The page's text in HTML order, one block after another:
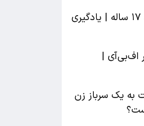
رسوایی جنسی معلم زن با شاگرد ۱۷ ساله | یادگیری
اف‌بی‌آی |
به یک سرباز زن